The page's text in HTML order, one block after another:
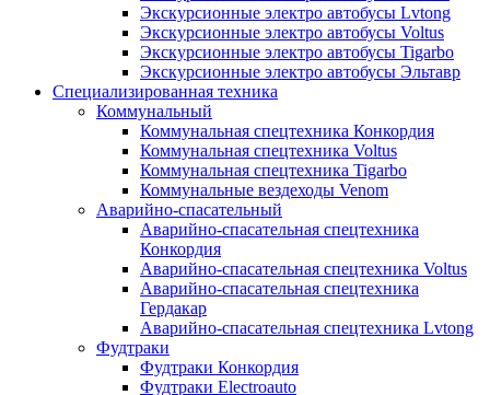
Экскурсионные электро автобусы Lvtong
Экскурсионные электро автобусы Voltus
Экскурсионные электро автобусы Tigarbo
Экскурсионные электро автобусы Эльтавр
Специализированная техника
Коммунальный
Коммунальная спецтехника Конкордия
Коммунальная спецтехника Voltus
Коммунальная спецтехника Tigarbo
Коммунальные вездеходы Venom
Аварийно-спасательный
Аварийно-спасательная спецтехника
Конкордия
Аварийно-спасательная спецтехника Voltus
Аварийно-спасательная спецтехника
Гердакар
Аварийно-спасательная спецтехника Lvtong
Фудтраки
Фудтраки Конкордия
Фудтраки Electroauto